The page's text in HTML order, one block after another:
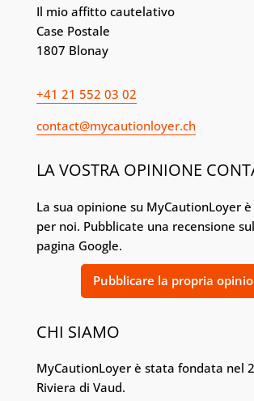
Il mio affitto cautelativo
Case Postale
1807 Blonay
+41 21 552 03 02
contact@mycautionloyer.ch
LA VOSTRA OPINIONE
La sua opinione su MyCautionLoyer
per noi. Pubblicate una recensione
pagina Google.
Pubblicare la propria
CHI SIAMO
MyCautionLoyer è stata fondata nel
Riviera di Vaud.